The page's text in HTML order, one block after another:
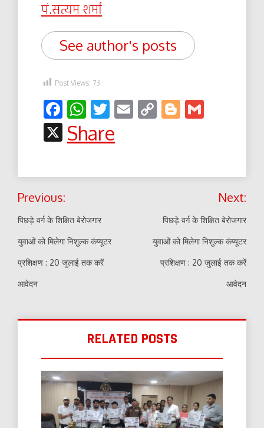
पं.सत्यम शर्मा
See author's posts
Post Views: 73
Facebook
WhatsApp
Twitter
EmailCopyBlogger
X
Share
Post
navigation
Previous:
पिछड़े वर्ग के शिक्षित बेरोजगार
युवाओं को मिलेगा निशुल्क कंप्यूटर
प्रशिक्षण : 20 जुलाई तक करें
आवेदन
Next:
पिछड़े वर्ग के शिक्षित बेरोजगार
युवाओं को मिलेगा निशुल्क कंप्यूटर
प्रशिक्षण : 20 जुलाई तक करें
आवेदन
RELATED POSTS